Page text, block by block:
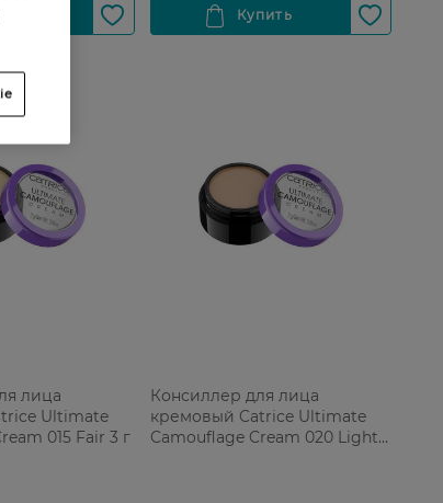
лица
Ultimate
015 Fair 3 г
Консиллер для лица
кремовый Catrice Ultimate
Camouflage Cream 020 Light